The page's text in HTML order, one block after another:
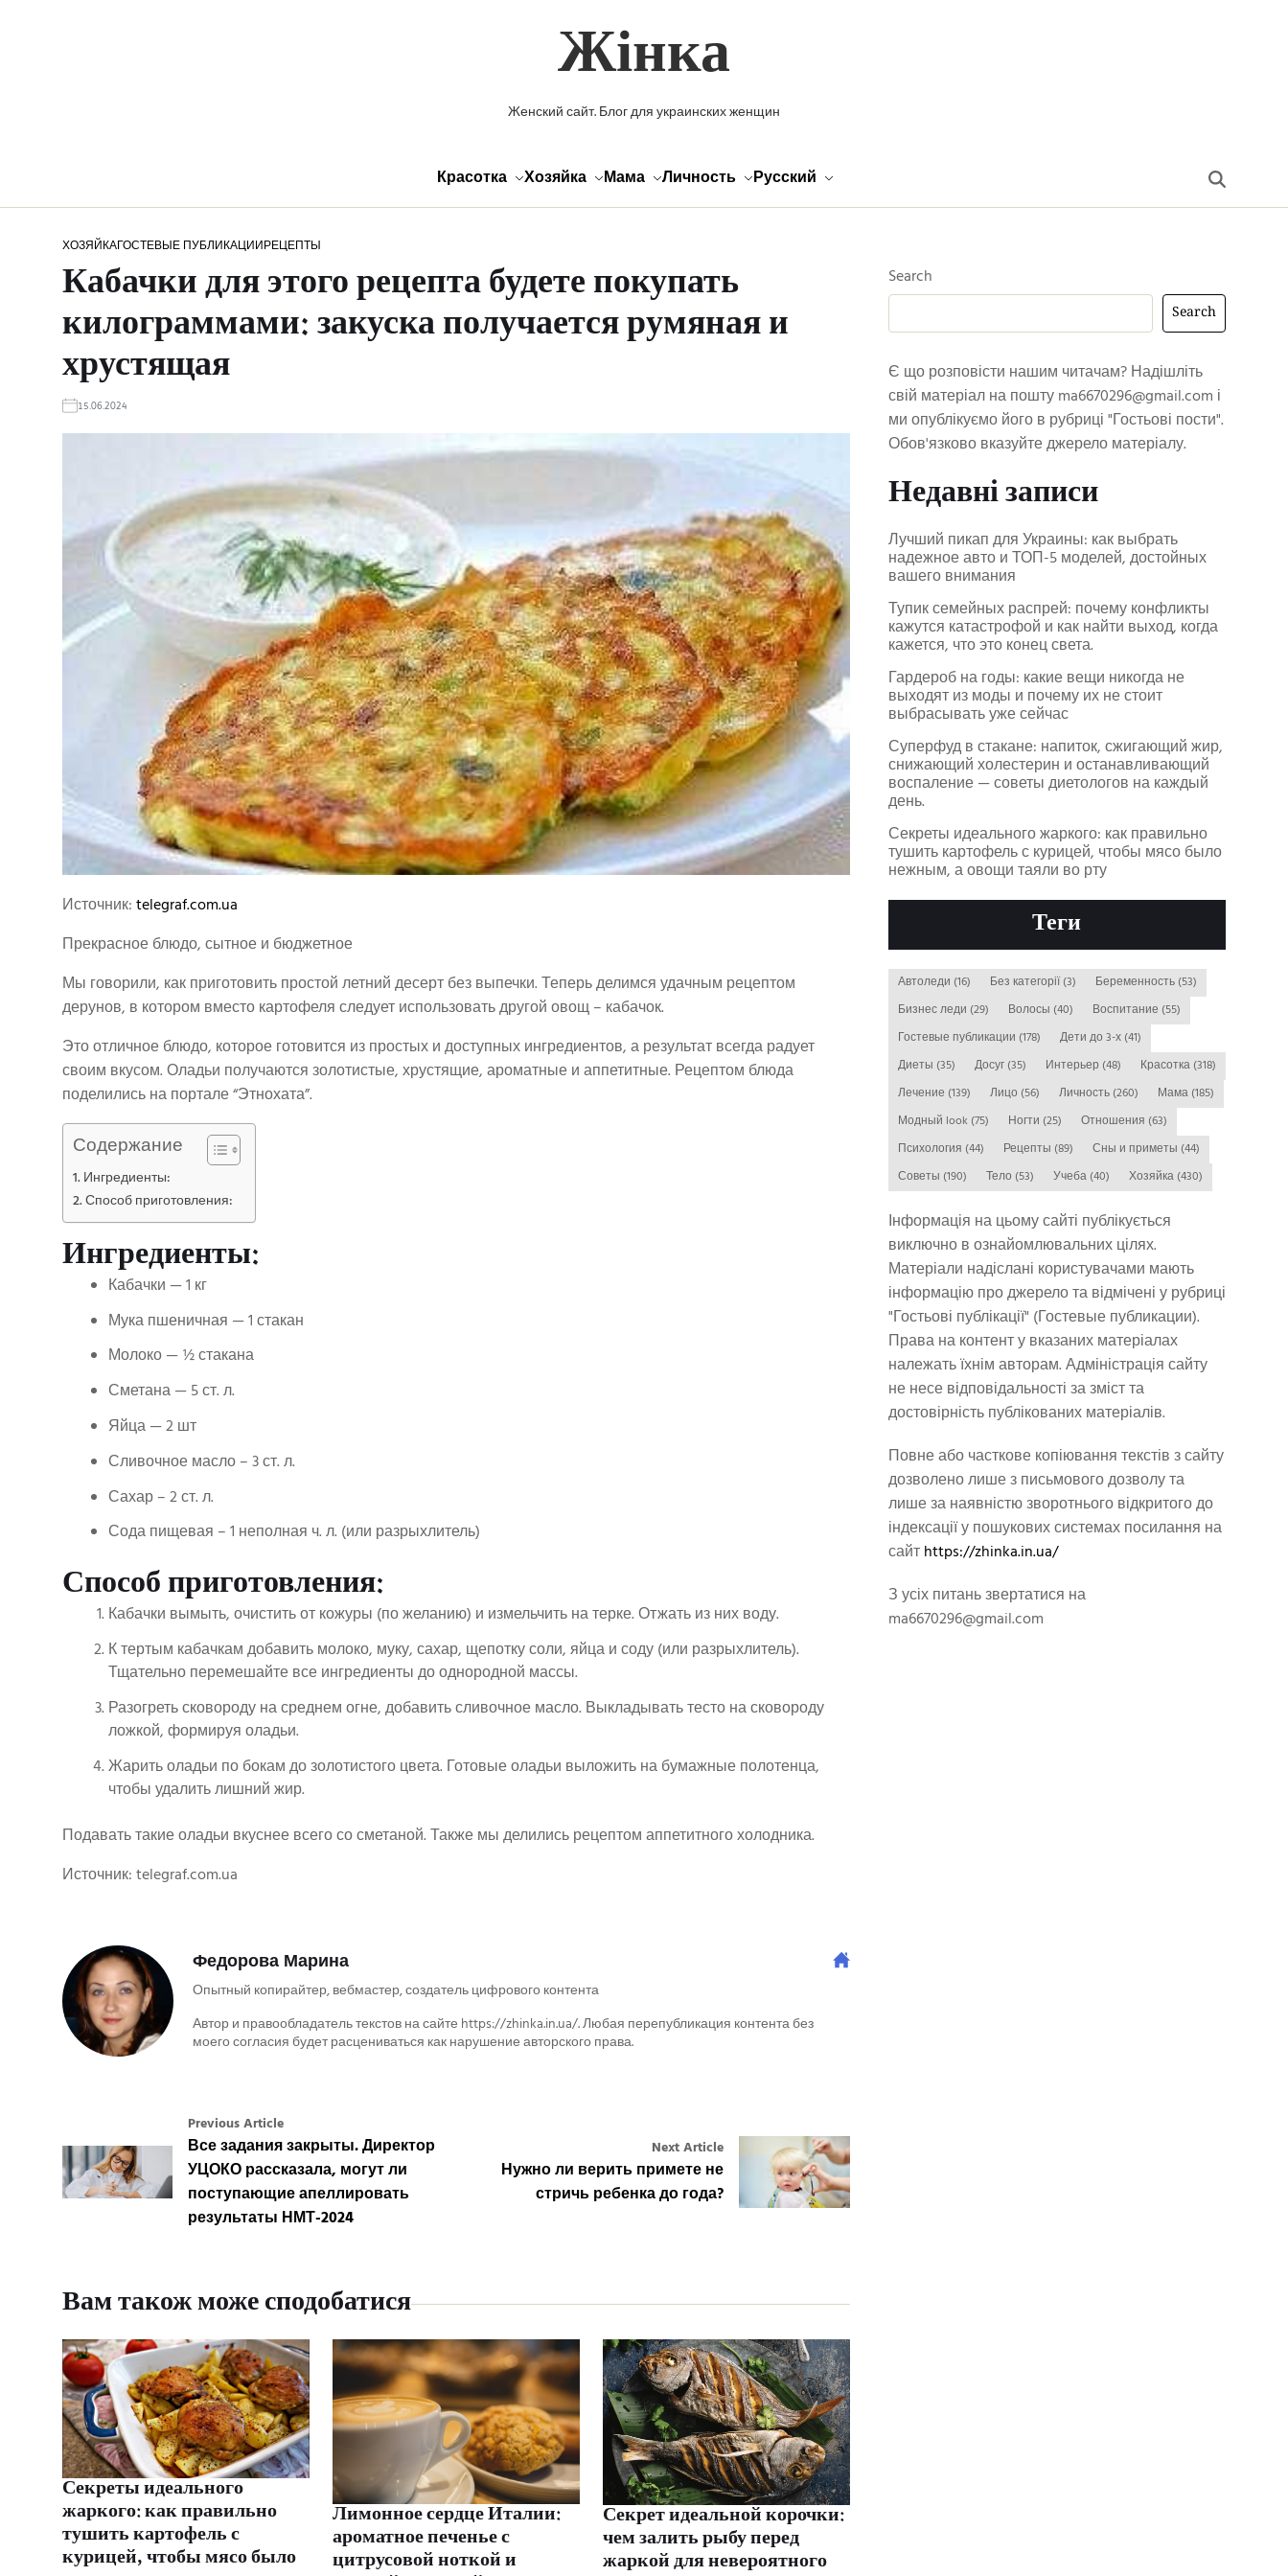
Жінка
Женский сайт. Блог для украинских женщин
Красотка Хозяйка Мама Личность Русский
ХОЗЯЙКАГОСТЕВЫЕ ПУБЛИКАЦИИ РЕЦЕПТЫ
Кабачки для этого рецепта будете покупать
килограммами: закуска получается румяная и
хрустящая
15.06.2024
Источник:telegraf.com.ua
Прекрасное блюдо, сытное и бюджетное
Мы говорили, как приготовить простой летний десерт без выпечки. Теперь делимся удачным рецептом
дерунов, в котором вместо картофеля следует использовать другой овощ – кабачок.
Это отличное блюдо, которое готовится из простых и доступных ингредиентов, а результат всегда радует
своим вкусом. Оладьи получаются золотистые, хрустящие, ароматные и аппетитные. Рецептом блюда
поделились на портале “Этнохата”.
Содержание
Ингредиенты:
Способ приготовления:
Ингредиенты:
Кабачки — 1 кг
Мука пшеничная — 1 стакан
Молоко — ½ стакана
Сметана — 5 ст. л.
Яйца — 2 шт
Сливочное масло – 3 ст. л.
Сахар – 2 ст. л.
Сода пищевая – 1 неполная ч. л. (или разрыхлитель)
Способ приготовления:
Кабачки вымыть, очистить от кожуры (по желанию) и измельчить на терке. Отжать из них воду.
К тертым кабачкам добавить молоко, муку, сахар, щепотку соли, яйца и соду (или разрыхлитель).
Тщательно перемешайте все ингредиенты до однородной массы.
Разогреть сковороду на среднем огне, добавить сливочное масло. Выкладывать тесто на сковороду
ложкой, формируя оладьи.
Жарить оладьи по бокам до золотистого цвета. Готовые оладьи выложить на бумажные полотенца,
чтобы удалить лишний жир.
Подавать такие оладьи вкуснее всего со сметаной. Также мы делились рецептом аппетитного холодника.
Источник: telegraf.com.ua
Федорова Марина
Опытный копирайтер, вебмастер, создатель цифрового контента
Автор и правообладатель текстов на сайте https://zhinka.in.ua/. Любая перепубликация контента без
моего согласия будет расцениваться как нарушение авторского права.
Previous Article
Все задания закрыты. Директор
УЦОКО рассказала, могут ли
поступающие апеллировать
результаты НМТ-2024
Next Article
Нужно ли верить примете не
стричь ребенка до года?
Вам також може сподобатися
Секреты идеального
жаркого: как правильно
тушить картофель с
курицей, чтобы мясо было
Лимонное сердце Италии:
ароматное печенье с
цитрусовой ноткой и
Секрет идеальной корочки:
чем залить рыбу перед
жаркой для невероятного
Search
Search
Є що розповісти нашим читачам? Надішліть
свій матеріал на поштуma6670296@gmail.com і
ми опублікуємо його в рубриці "Гостьові пости".
Обов'язково вказуйте джерело матеріалу.
Недавні записи
Лучший пикап для Украины: как выбрать
надежное авто и ТОП-5 моделей, достойных
вашего внимания
Тупик семейных распрей: почему конфликты
кажутся катастрофой и как найти выход, когда
кажется, что это конец света.
Гардероб на годы: какие вещи никогда не
выходят из моды и почему их не стоит
выбрасывать уже сейчас
Суперфуд в стакане: напиток, сжигающий жир,
снижающий холестерин и останавливающий
воспаление — советы диетологов на каждый
день.
Секреты идеального жаркого: как правильно
тушить картофель с курицей, чтобы мясо было
нежным, а овощи таяли во рту
Теги
Автоледи (16) Без категорії(3) Беременность(53)
Бизнес леди (29) Волосы (40) Воспитание (55)
Гостевые публикации (178) Дети до 3-х(41)
Диеты (35) Досуг(35) Интерьер (48) Красотка(318)
Лечение (139) Лицо (56) Личность(260) Мама(185)
Модный look (75) Ногти (25) Отношения (63)
Психология (44) Рецепты (89) Сны и приметы (44)
Советы (190) Тело (53) Учеба(40) Хозяйка(430)
Інформація на цьому сайті публікується
виключно в ознайомлювальних цілях.
Матеріали надіслані користувачами мають
інформацію про джерело та відмічені у рубриці
"Гостьові публікації" (Гостевые публикации).
Права на контент у вказаних матеріалах
належать їхнім авторам. Адміністрація сайту
не несе відповідальності за зміст та
достовірність публікованих матеріалів.
Повне або часткове копіювання текстів з сайту
дозволено лише з письмового дозволу та
лише за наявністю зворотнього відкритого до
індексації у пошукових системах посилання на
сайтhttps://zhinka.in.ua/
З усіх питань звертатися на
ma6670296@gmail.com